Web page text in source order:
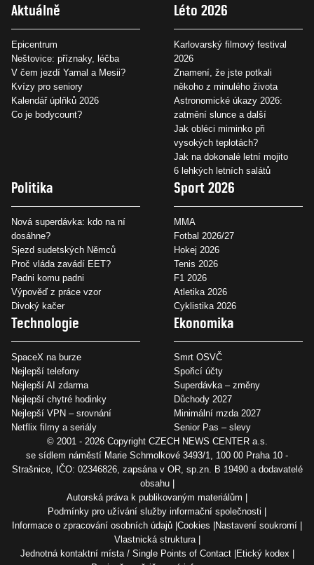
Aktuálně
Epicentrum
Neštovice: příznaky, léčba
V čem jezdí Yamal a Mesii?
Kvízy pro seniory
Kalendář úplňků 2026
Co je bodycount?
Léto 2026
Karlovarský filmový festival
2026
Znamení, že jste potkali
někoho z minulého života
Astronomické úkazy 2026:
zatmění slunce a další
Jak obléci miminko při
vysokých teplotách?
Jak na dokonalé letní mojito
6 lehkých letních salátů
Politika
Nová superdávka: kdo na ní
dosáhne?
Sjezd sudetských Němců
Proč vláda zavádí EET?
Padni komu padni
Výpověď z práce vzor
Divoký kačer
Sport 2026
MMA
Fotbal 2026/27
Hokej 2026
Tenis 2026
F1 2026
Atletika 2026
Cyklistika 2026
Technologie
SpaceX na burze
Nejlepší telefony
Nejlepší AI zdarma
Nejlepší chytré hodinky
Nejlepší VPN – srovnání
Netflix filmy a seriály
Ekonomika
Smrt OSVČ
Spořicí účty
Superdávka – změny
Důchody 2027
Minimální mzda 2027
Senior Pas – slevy
© 2001 - 2026 Copyright CZECH NEWS CENTER a.s.
se sídlem náměstí Marie Schmolkové 3493/1, 100 00 Praha 10 -
Strašnice, IČO: 02346826, zapsána v OR, sp.zn. B 19490 a dodavatelé
obsahu
Autorská práva k publikovaným materiálům
Podmínky pro užívání služby informační společnosti
Informace o zpracování osobních údajů Cookies Nastavení soukromí
Vlastnická struktura
Jednotná kontaktní místa / Single Points of Contact Etický kodex